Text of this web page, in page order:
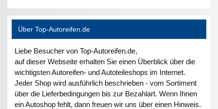
Über Top-Autoreifen.de
Liebe Besucher von Top-Autoreifen.de,
auf dieser Webseite erhalten Sie einen Überblick über die
wichtigsten Autoreifen- und Autoteileshops im Internet.
Jeder Shop wird ausführlich beschrieben - vom Sortiment
über die Lieferbedingungen bis zur Bezahlart. Wenn Ihnen
ein Autoshop fehlt, dann freuen wir uns über einen Hinweis.